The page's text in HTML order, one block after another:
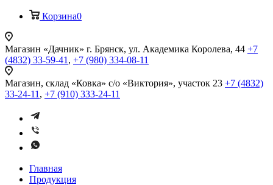
Корзина0
Магазин «Дачник» г. Брянск, ул. Академика Королева, 44 +7
(4832) 33-59-41 , +7 (980) 334-08-11
Магазин, склад «Ковка» с/о «Виктория», участок 23 +7 (4832)
33-24-11 , +7 (910) 333-24-11
Главная
Продукция